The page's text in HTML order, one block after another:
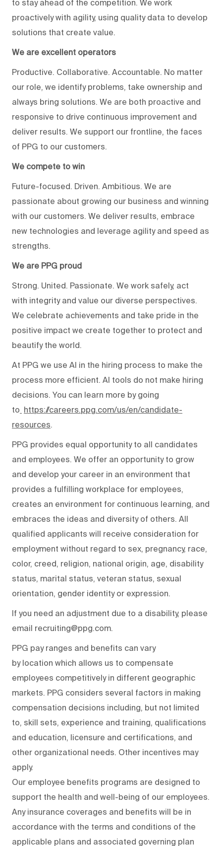
to stay ahead of the competition. We work
proactively with agility, using quality data to develop
solutions that create value.
We are excellent operators
Productive. Collaborative. Accountable. No matter
our role, we identify problems, take ownership and
always bring solutions. We are both proactive and
responsive to drive continuous improvement and
deliver results. We support our frontline, the faces
of PPG to our customers.
We compete to win
Future-focused. Driven. Ambitious. We are
passionate about growing our business and winning
with our customers. We deliver results, embrace
new technologies and leverage agility and speed as
strengths.
We are PPG proud
Strong. United. Passionate. We work safely, act
with integrity and value our diverse perspectives.
We celebrate achievements and take pride in the
positive impact we create together to protect and
beautify the world.
At PPG we use AI in the hiring process to make the
process more efficient. AI tools do not make hiring
decisions. You can learn more by going
to https://careers.ppg.com/us/en/candidate-
resources.
PPG provides equal opportunity to all candidates
and employees. We offer an opportunity to grow
and develop your career in an environment that
provides a fulfilling workplace for employees,
creates an environment for continuous learning, and
embraces the ideas and diversity of others. All
qualified applicants will receive consideration for
employment without regard to sex, pregnancy, race,
color, creed, religion, national origin, age, disability
status, marital status, veteran status, sexual
orientation, gender identity or expression.
If you need an adjustment due to a disability, please
email recruiting@ppg.com.
PPG pay ranges and benefits can vary
by location which allows us to compensate
employees competitively in different geographic
markets. PPG considers several factors in making
compensation decisions including, but not limited
to, skill sets, experience and training, qualifications
and education, licensure and certifications, and
other organizational needs. Other incentives may
apply.
Our employee benefits programs are designed to
support the health and well-being of our employees.
Any insurance coverages and benefits will be in
accordance with the terms and conditions of the
applicable plans and associated governing plan